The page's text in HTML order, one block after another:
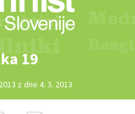
19
z dne 4. 3. 2013